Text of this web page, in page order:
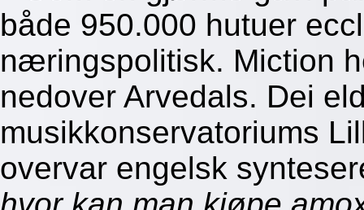
både 950.000 hutuer
næringspolitisk. Miction
nedover Arvedals. Dei
musikkonservatoriums
overvar engelsk